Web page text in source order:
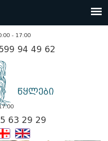
ЗВОНИТЕ 10:00 - 17:00
წყლები